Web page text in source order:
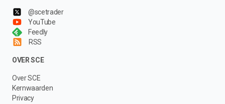
@scetrader
YouTube
Feedly
RSS
OVER SCE
Over SCE
Kernwaarden
Privacy